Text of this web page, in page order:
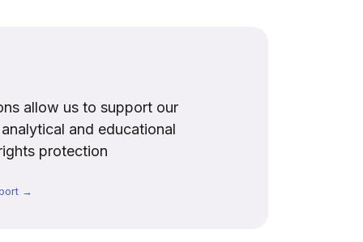
allow us to support our
and educational
protection
→